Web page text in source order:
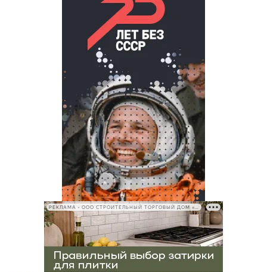
РЕКЛАМА • ООО СТРОИТЕЛЬНЫЙ ТОРГОВЫЙ ДОМ «ПЕТРОВИЧ», ИНН 7802348846